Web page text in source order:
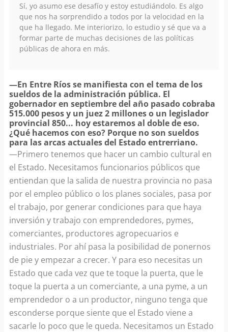
Sí, yo asumo ese desafío y estoy estudiándolo. Es algo
que nos ha sorprendido a todos por la velocidad en la
que ha llegado. Me interiorizo, lo estudio y sé que va a
formar parte de muchas decisiones de las políticas
públicas de ahora en más.
—En Entre Ríos se manifiesta con el tema de los
sueldos de la administración pública. El
gobernador en septiembre del año pasado cobraba
515.000 pesos y un juez 2 millones o un legislador
provincial 850... hoy estaremos al doble de eso.
¿Qué hacemos con eso? Porque no son sueldos
para las arcas actuales del Estado entrerriano.
—Primero tenemos que hacer un cambio cultural en
el Estado. Necesitamos funcionarios públicos que
entiendan que la salida de nuestra provincia no pasa
por el empleo público o los planes sociales, pasa por
el trabajo, por generar condiciones para que haya
inversión y trabajo con emprendedores, pymes,
comerciantes, productores agropecuarios e
industriales. Por ahí pasa la posibilidad de ponernos
de pie y empezar a crecer. Y para eso necesitas un
Estado que cada vez que te toque la puerta, que le
toque la puerta a un comerciante, a una pyme, a un
emprendedor o a un productor, ninguno tenga que
esconderse porque siente que el Estado viene a
sacarle lo poco que le queda. Necesitamos un Estado